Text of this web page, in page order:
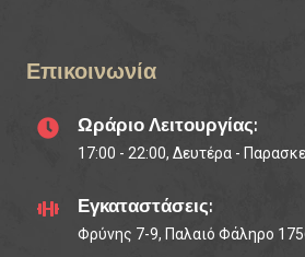
Επικοινωνία
Ωράριο Λειτουργίας:
17:00 - 22:00, Δευτέρα -
Εγκαταστάσεις:
Φρύνης 7-9, Παλαιό Φάληρο